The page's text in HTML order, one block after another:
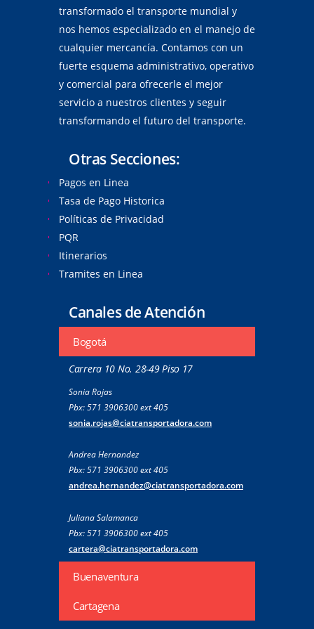
transformado el transporte mundial y
nos hemos especializado en el manejo de
cualquier mercancía. Contamos con un
fuerte esquema administrativo, operativo
y comercial para ofrecerle el mejor
servicio a nuestros clientes y seguir
transformando el futuro del transporte.
Otras Secciones:
Pagos en Linea
Tasa de Pago Historica
Políticas de Privacidad
PQR
Itinerarios
Tramites en Linea
Canales de Atención
Bogotá
Carrera 10 No. 28-49 Piso 17
Sonia Rojas
Pbx: 571 3906300 ext 405
sonia.rojas@ciatransportadora.com
Andrea Hernandez
Pbx: 571 3906300 ext 405
andrea.hernandez@ciatransportadora.com
Juliana Salamanca
Pbx: 571 3906300 ext 405
cartera@ciatransportadora.com
Buenaventura
Cartagena